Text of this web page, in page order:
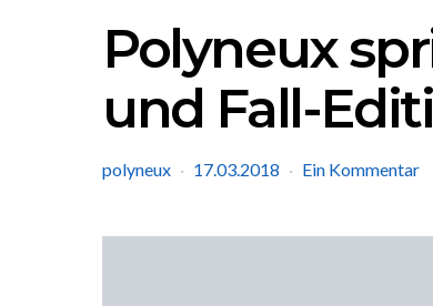
Polyneux
und Fall-
polyneux 17.03.2018 Ein Kommentar